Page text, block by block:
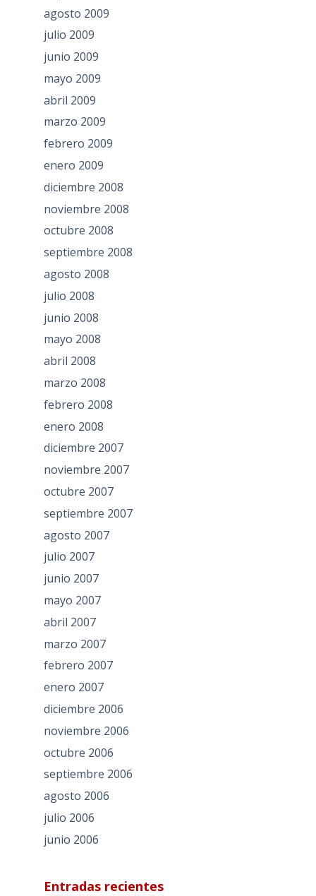
agosto 2009
julio 2009
junio 2009
mayo 2009
abril 2009
marzo 2009
febrero 2009
enero 2009
diciembre 2008
noviembre 2008
octubre 2008
septiembre 2008
agosto 2008
julio 2008
junio 2008
mayo 2008
abril 2008
marzo 2008
febrero 2008
enero 2008
diciembre 2007
noviembre 2007
octubre 2007
septiembre 2007
agosto 2007
julio 2007
junio 2007
mayo 2007
abril 2007
marzo 2007
febrero 2007
enero 2007
diciembre 2006
noviembre 2006
octubre 2006
septiembre 2006
agosto 2006
julio 2006
junio 2006
Entradas recientes